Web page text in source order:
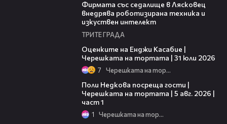
Фирмата със седалище в Лясковец
внедрява роботизирана техника и
изкуствен интелект
ТРИТЕ ГРАДА
Оценките на Енджи Касабие |
Черешката на тортата | 31 юли 2026
7 Черешката на тортата
Поли Недкова посреща гости |
Черешката на тортата | 5 авг. 2026 |
част 1
1 Черешката на тортата